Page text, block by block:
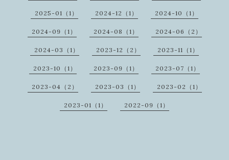
2025-01（1） 2024-12（1） 2024-10（1）
2024-09（1） 2024-08（1） 2024-06（2）
2024-03（1） 2023-12（2） 2023-11（1）
2023-10（1） 2023-09（1） 2023-07（1）
2023-04（2） 2023-03（1） 2023-02（1）
2023-01（1） 2022-09（1）